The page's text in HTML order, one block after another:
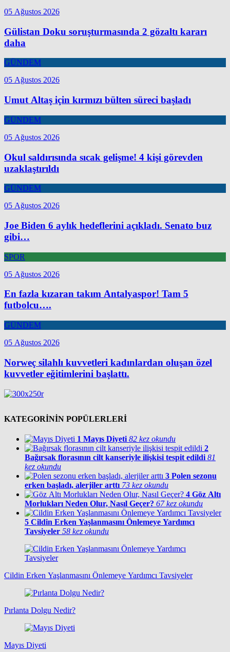
05 Ağustos 2026
Gülistan Doku soruşturmasında 2 gözaltı kararı
daha
GÜNDEM
05 Ağustos 2026
Umut Altaş için kırmızı bülten süreci başladı
GÜNDEM
05 Ağustos 2026
Okul saldırısında sıcak gelişme! 4 kişi görevden
uzaklaştırıldı
GÜNDEM
05 Ağustos 2026
Joe Biden 6 aylık hedeflerini açıkladı. Senato buz
gibi…
SPOR
05 Ağustos 2026
En fazla kızaran takım Antalyaspor! Tam 5
futbolcu….
GÜNDEM
05 Ağustos 2026
Norweç silahlı kuvvetleri kadınlardan oluşan özel
kuvvetler eğitimlerini başlattı.
KATEGORİNİN POPÜLERLERİ
1 Mayıs Diyeti 82 kez okundu
2
Bağırsak florasının cilt kanseriyle ilişkisi tespit edildi 81
kez okundu
3 Polen sezonu
erken başladı, alerjiler arttı 73 kez okundu
4 Göz Altı
Morlukları Neden Olur, Nasıl Geçer? 67 kez okundu
5 Cildin Erken Yaşlanmasını Önlemeye Yardımcı
Tavsiyeler 58 kez okundu
Cildin Erken Yaşlanmasını Önlemeye Yardımcı Tavsiyeler
Pırlanta Dolgu Nedir?
Mayıs Diyeti